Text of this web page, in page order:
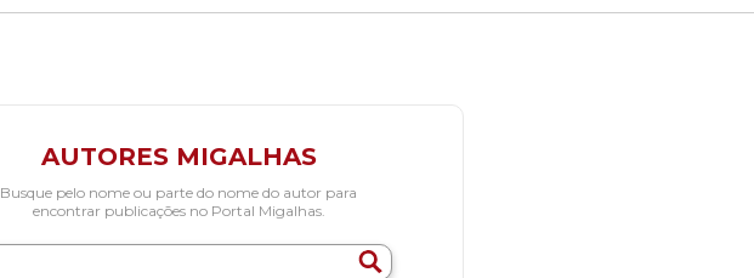
AUTORES MIGALHAS
Busque pelo nome ou parte do nome do autor para
encontrar publicações no Portal Migalhas.